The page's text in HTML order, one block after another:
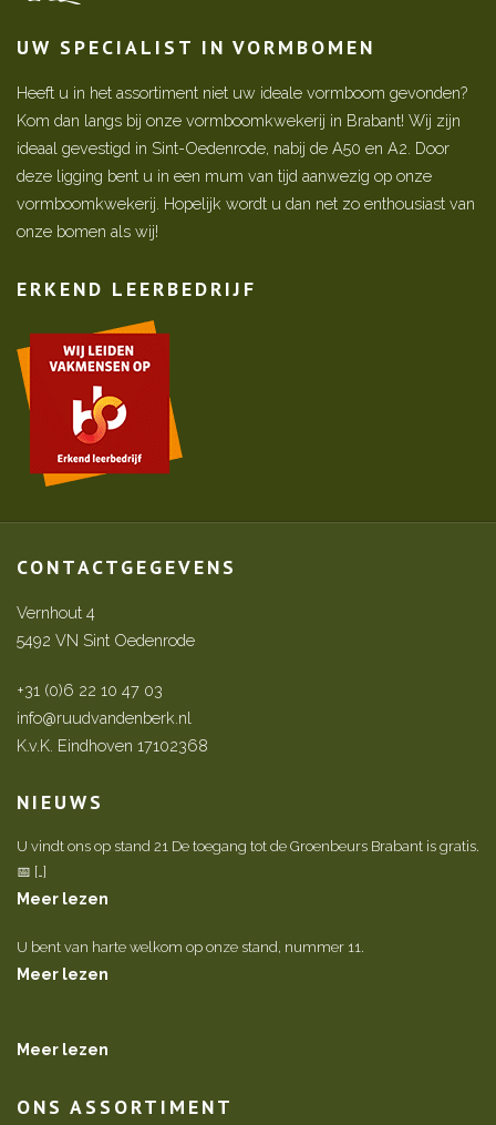
UW SPECIALIST IN VORMBOMEN
Heeft u in het assortiment niet uw ideale vormboom gevonden?
Kom dan langs bij onze vormboomkwekerij in Brabant! Wij zijn
ideaal gevestigd in Sint-Oedenrode, nabij de A50 en A2. Door
deze ligging bent u in een mum van tijd aanwezig op onze
vormboomkwekerij. Hopelijk wordt u dan net zo enthousiast van
onze bomen als wij!
ERKEND LEERBEDRIJF
CONTACTGEGEVENS
Vernhout 4
5492 VN Sint Oedenrode
+31 (0)6 22 10 47 03
info@ruudvandenberk.nl
K.v.K. Eindhoven 17102368
NIEUWS
U vindt ons op stand 21 De toegang tot de Groenbeurs Brabant is gratis.
📅 […]
Meer lezen
U bent van harte welkom op onze stand, nummer 11.
Meer lezen
Meer lezen
ONS ASSORTIMENT